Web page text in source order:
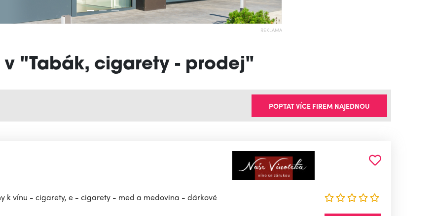
REKLAMA
v "Tabák, cigarety - prodej"
POPTAT VÍCE FIREM NAJEDNOU
k vínu - cigarety, e - cigarety - med a medovina - dárkové